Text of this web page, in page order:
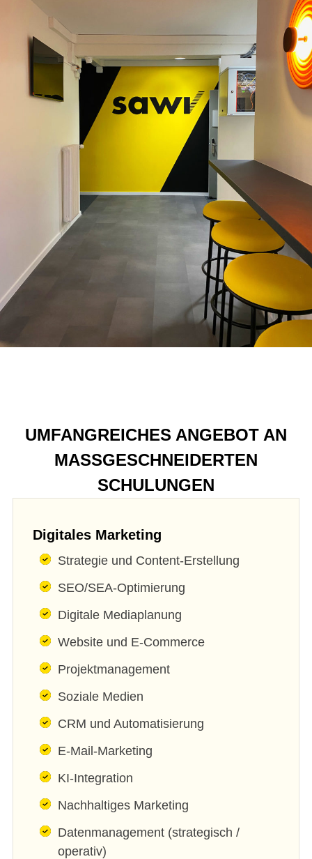
UMFANGREICHES ANGEBOT AN
MASSGESCHNEIDERTEN
SCHULUNGEN
Digitales Marketing
Strategie und Content-Erstellung
SEO/SEA-Optimierung
Digitale Mediaplanung
Website und E-Commerce
Projektmanagement
Soziale Medien
CRM und Automatisierung
E-Mail-Marketing
KI-Integration
Nachhaltiges Marketing
Datenmanagement (strategisch /
operativ)